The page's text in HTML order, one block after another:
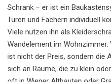
Schrank – er ist ein
Türen und Fächern individuell
Viele nutzen ihn als
Wandelement im
ist nicht der Preis, sondern die
sich an Räume, die zu klein